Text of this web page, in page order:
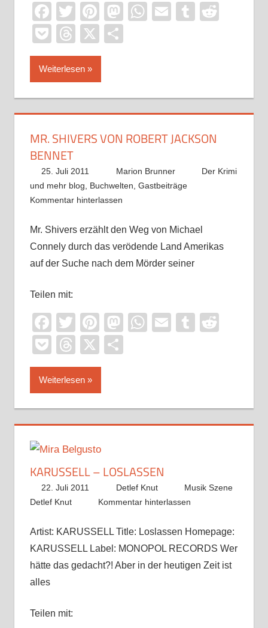
Facebook
TwitterPinterest
Mastodon
WhatsApp
EmailTumblr
PocketThreads
X
Weiterlesen
MR. SHIVERS VON ROBERT JACKSON
BENNET
25. Juli 2011 Marion Brunner
Der Krimi
und mehr blog
Buchwelten Gastbeiträge
Kommentar hinterlassen
Mr. Shivers erzählt den Weg von Michael
Connely durch das verödende Land Amerikas
auf der Suche nach dem Mörder seiner
Teilen mit:
Facebook
TwitterPinterest
Mastodon
WhatsApp
EmailTumblr
PocketThreads
X
Weiterlesen
KARUSSELL – LOSLASSEN
22. Juli 2011 Detlef Knut
Musik Szene
Detlef Knut
Kommentar hinterlassen
Artist: KARUSSELL Title: Loslassen Homepage:
KARUSSELL Label: MONOPOL RECORDS Wer
hätte das gedacht?! Aber in der heutigen Zeit ist
alles
Teilen mit: